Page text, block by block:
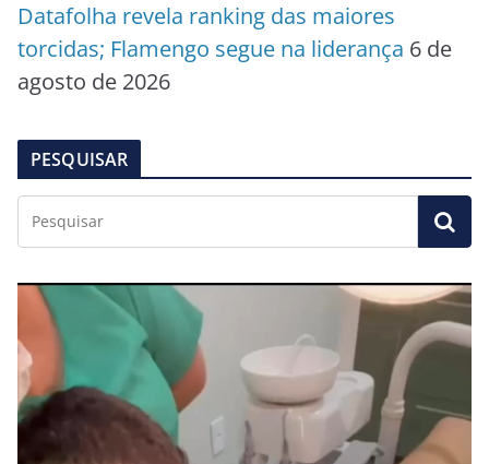
Datafolha revela ranking das maiores
torcidas; Flamengo segue na liderança 6 de
agosto de 2026
PESQUISAR